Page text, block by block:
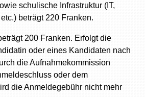
schulische Infrastruktur (IT,
beträgt 220 Franken.
200 Franken. Erfolgt die
oder eines Kandidaten nach
die Aufnahmekommission
oder dem
die Anmeldegebühr nicht mehr